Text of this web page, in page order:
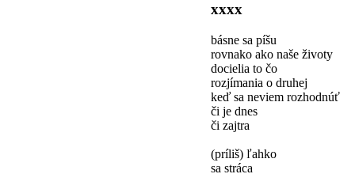
xxxx
básne sa píšu
rovnako ako naše životy
docielia to čo
rozjímania o druhej
keď sa neviem rozhodnúť
či je dnes
či zajtra
(príliš) ľahko
sa stráca